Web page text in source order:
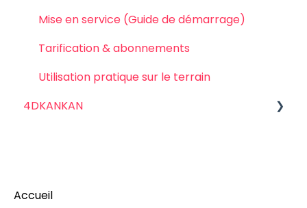
Mise en service (Guide de démarrage)
Tarification & abonnements
Utilisation pratique sur le terrain
4DKANKAN
Accueil